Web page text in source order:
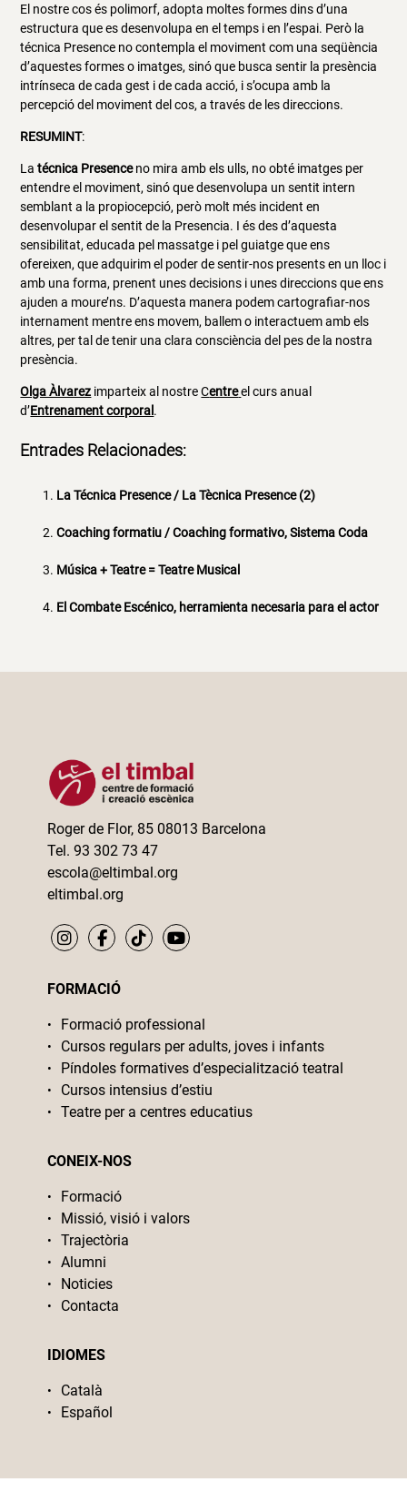
El nostre cos és polimorf, adopta moltes formes dins d’una
estructura que es desenvolupa en el temps i en l’espai. Però la
técnica Presence no contempla el moviment com una seqüència
d’aquestes formes o imatges, sinó que busca sentir la presència
intrínseca de cada gest i de cada acció, i s’ocupa amb la
percepció del moviment del cos, a través de les direccions.
RESUMINT:
Latécnica Presenceno mira amb els ulls, no obté imatges per
entendre el moviment, sinó que desenvolupa un sentit intern
semblant a la propiocepció, però molt més incident en
desenvolupar el sentit de la Presencia. I és des d’aquesta
sensibilitat, educada pel massatge i pel guiatge que ens
ofereixen, que adquirim el poder de sentir-nos presents en un lloc i
amb una forma, prenent unes decisions i unes direccions que ens
ajuden a moure’ns. D’aquesta manera podem cartografiar-nos
internament mentre ens movem, ballem o interactuem amb els
altres, per tal de tenir una clara consciència del pes de la nostra
presència.
Olga Àlvarez imparteix al nostreCentreel curs anual
d’Entrenament corporal .
Entrades Relacionades:
La Técnica Presence / La Tècnica Presence (2)
Coaching formatiu / Coaching formativo, Sistema Coda
Música + Teatre = Teatre Musical
El Combate Escénico, herramienta necesaria para el actor
Roger de Flor, 85 08013 Barcelona
Tel. 93 302 73 47
escola@eltimbal.org
eltimbal.org
FORMACIÓ
Formació professional
Cursos regulars per adults, joves i infants
Píndoles formatives d’especialització teatral
Cursos intensius d’estiu
Teatre per a centres educatius
CONEIX-NOS
Formació
Missió, visió i valors
Trajectòria
Alumni
Noticies
Contacta
IDIOMES
Català
Español